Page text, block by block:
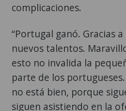
complicaciones.
“Portugal ganó. Gracias
nuevos talentos.
esto no invalida la
parte de los
no está bien, porque
siguen asistiendo en la